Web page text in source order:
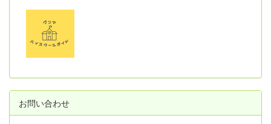
お問い合わせ